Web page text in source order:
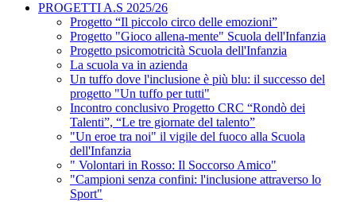
PROGETTI A.S 2025/26
Progetto “Il piccolo circo delle emozioni”
Progetto "Gioco allena-mente" Scuola dell'Infanzia
Progetto psicomotricità Scuola dell'Infanzia
La scuola va in azienda
Un tuffo dove l'inclusione è più blu: il successo del
progetto "Un tuffo per tutti"
Incontro conclusivo Progetto CRC “Rondò dei
Talenti”, “Le tre giornate del talento”
"Un eroe tra noi" il vigile del fuoco alla Scuola
dell'Infanzia
" Volontari in Rosso: Il Soccorso Amico"
"Campioni senza confini: l'inclusione attraverso lo
Sport"